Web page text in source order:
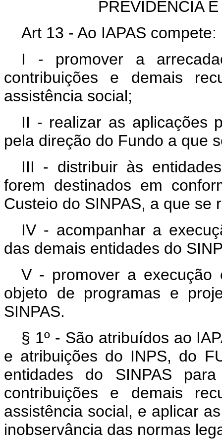
PREVIDÊNCIA
Art 13 - Ao IAPAS compete:
I - promover a
contribuições e demais
assistência social;
II - realizar as aplicações
pela direção do Fundo a que
III - distribuir às
forem destinados em
Custeio do SINPAS, a que se
IV - acompanhar a
das demais entidades do
V - promover a execução
objeto de programas e
SINPAS.
§ 1º - São atribuídos ao
e atribuições do INPS, do
entidades do SINPAS
contribuições e demais
assistência social, e aplicar
inobservância das normas